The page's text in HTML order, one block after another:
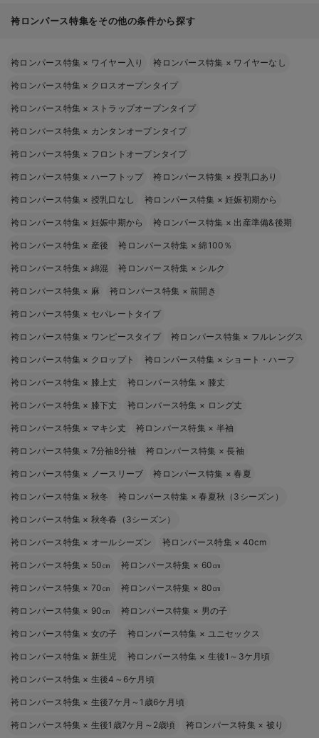
袴ロンパース特集をその他の条件から探す
袴ロンパース特集 × ワイヤー入り 袴ロンパース特集 × ワイヤーなし
袴ロンパース特集 × クロスオープンタイプ
袴ロンパース特集 × ストラップオープンタイプ
袴ロンパース特集 × カンタンオープンタイプ
袴ロンパース特集 × フロントオープンタイプ
袴ロンパース特集 × ハーフトップ 袴ロンパース特集 ×授乳口あり
袴ロンパース特集 × 授乳口なし 袴ロンパース特集 ×妊娠初期から
袴ロンパース特集 × 妊娠中期から 袴ロンパース特集 × 出産準備&後期
袴ロンパース特集 × 産後 袴ロンパース特集 ×綿100％
袴ロンパース特集 × 綿混 袴ロンパース特集 × シルク
袴ロンパース特集 × 麻 袴ロンパース特集 ×前開き
袴ロンパース特集 × セパレートタイプ
袴ロンパース特集 × ワンピースタイプ 袴ロンパース特集 × フルレングス
袴ロンパース特集 × クロップト 袴ロンパース特集 × ショート・ハーフ
袴ロンパース特集 × 膝上丈 袴ロンパース特集 × 膝丈
袴ロンパース特集 × 膝下丈 袴ロンパース特集 × ロング丈
袴ロンパース特集 × マキシ丈 袴ロンパース特集 × 半袖
袴ロンパース特集 × 7分袖8分袖 袴ロンパース特集 ×長袖
袴ロンパース特集 × ノースリーブ 袴ロンパース特集 ×春夏
袴ロンパース特集 × 秋冬 袴ロンパース特集 ×春夏秋（3シーズン）
袴ロンパース特集 × 秋冬春（3シーズン）
袴ロンパース特集 × オールシーズン 袴ロンパース特集 × 40cm
袴ロンパース特集 × 50㎝ 袴ロンパース特集 × 60㎝
袴ロンパース特集 × 70㎝ 袴ロンパース特集 × 80㎝
袴ロンパース特集 × 90㎝ 袴ロンパース特集 × 男の子
袴ロンパース特集 × 女の子 袴ロンパース特集 × ユニセックス
袴ロンパース特集 × 新生児 袴ロンパース特集 × 生後1～3ケ月頃
袴ロンパース特集 × 生後4～6ケ月頃
袴ロンパース特集 × 生後7ケ月～1歳6ケ月頃
袴ロンパース特集 × 生後1歳7ケ月～2歳頃 袴ロンパース特集 × 被り